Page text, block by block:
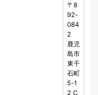
〒8
92-
084
2
鹿児
島市
東千
石町
5-1
2 C